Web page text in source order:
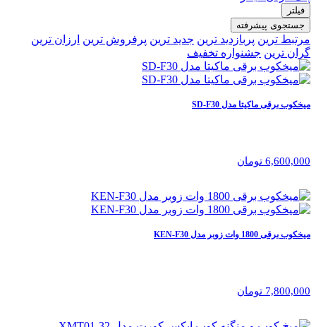
فیلتر
جستجوی پیشرفته
مرتبط ترین پربازدید ترین جدید ترین پرفروش ترین ارزان ترین
گران ترین جشنواره تخفیف
میخکوب برقی ماکیتا مدل SD-F30
6,600,000 تومان
میخکوب برقی 1800 وات زوبر مدل KEN-F30
7,800,000 تومان